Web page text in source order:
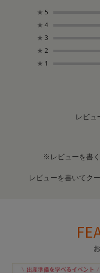
★ 5
★ 4
★ 3
★ 2
★ 1
レビュ
※レビューを書
レビューを書いてク